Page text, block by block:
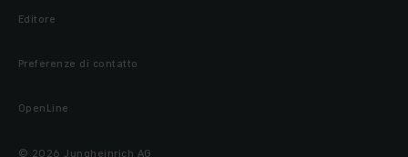
Editore
Preferenze di contatto
OpenLine
© 2026 Jungheinrich AG